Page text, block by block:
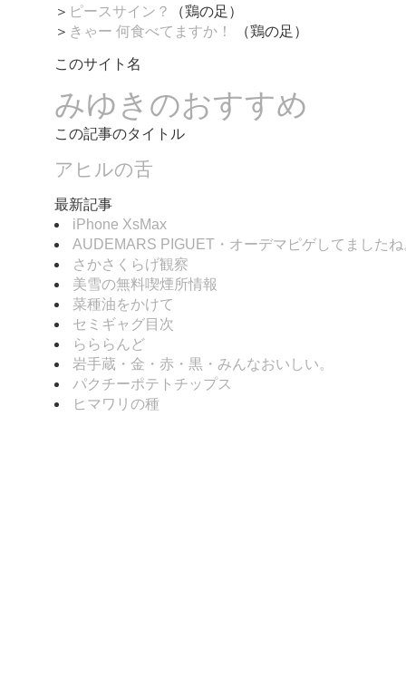
＞ ピースサイン？
（鶏の足）
＞ きゃー 何食べてますか！ （鶏の足）
このサイト名
みゆきのおすすめ
この記事のタイトル
アヒルの舌
最新記事
iPhone XsMax
AUDEMARS PIGUET・オーデマピゲしてましたね
さかさくらげ観察
美雪の無料喫煙所情報
菜種油をかけて
セミギャグ目次
らららんど
岩手蔵・金・赤・黒・みんなおいしい。
パクチーポテトチップス
ヒマワリの種